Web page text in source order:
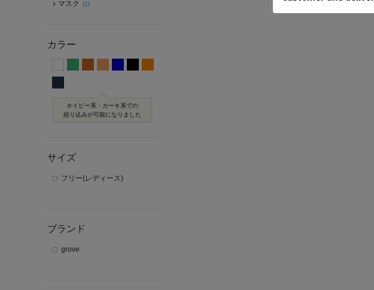
マスク (1)
カラー
ネイビー系・カーキ系での
絞り込みが可能になりました
サイズ
フリー(レディース)
ブランド
grove